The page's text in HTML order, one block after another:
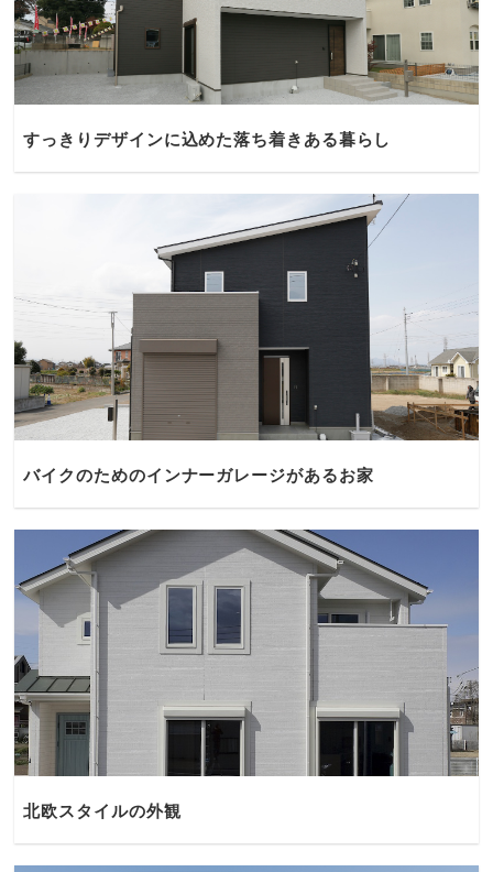
すっきりデザインに込めた落ち着きある暮らし
バイクのためのインナーガレージがあるお家
北欧スタイルの外観